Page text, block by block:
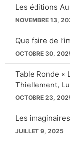
Les éditions
NOVEMBRE 13,
Que faire de
OCTOBRE 30,
Table Ronde «
Thiellement,
OCTOBRE 23,
Les
JUILLET 9, 2025